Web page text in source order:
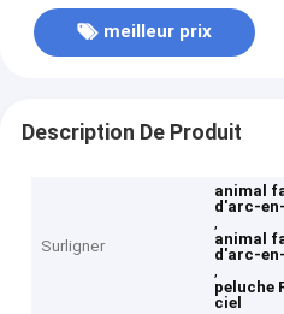
meilleur prix
Description De Produit
Surligner
animal
d'arc-
,
animal
d'arc-
,
peluche
ciel